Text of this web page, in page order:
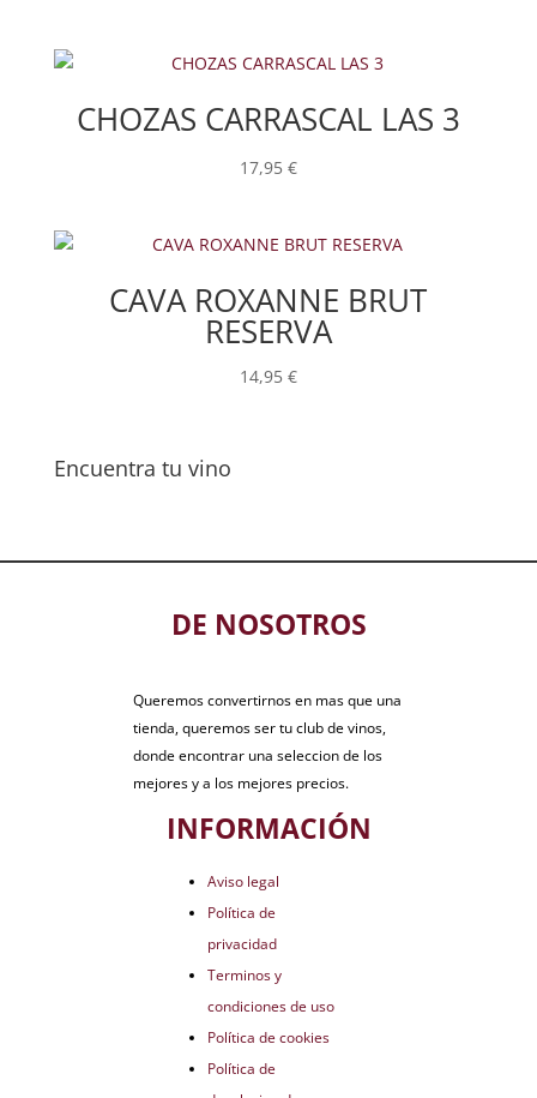
CHOZAS CARRASCAL LAS 3
17,95 €
CAVA ROXANNE BRUT
RESERVA
14,95 €
Encuentra tu vino
DE NOSOTROS
Queremos convertirnos en mas que una
tienda, queremos ser tu club de vinos,
donde encontrar una seleccion de los
mejores y a los mejores precios.
INFORMACIÓN
Aviso legal
Política de
privacidad
Terminos y
condiciones de uso
Política de cookies
Política de